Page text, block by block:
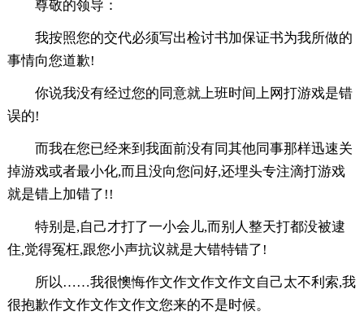
尊敬的领导：
我按照您的交代必须写出检讨书加保证书为我所做的
事情向您道歉!
你说我没有经过您的同意就上班时间上网打游戏是错
误的!
而我在您已经来到我面前没有同其他同事那样迅速关
掉游戏或者最小化,而且没向您问好,还埋头专注滴打游戏
就是错上加错了!!
特别是,自己才打了一小会儿,而别人整天打都没被逮
住,觉得冤枉,跟您小声抗议就是大错特错了!
所以……我很懊悔作文作文作文作文自己太不利索,我
很抱歉作文作文作文作文您来的不是时候。